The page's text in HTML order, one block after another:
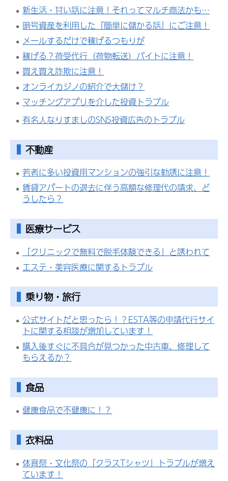
新生活・甘い話に注意！それってマルチ商法かも…
暗号資産を利用した『簡単に儲かる話』にご注意！
メールするだけで稼げるつもりが
稼げる？荷受代行（荷物転送）バイトに注意！
買え買え詐欺に注意！
オンライカジノの紹介で大儲け？
マッチングアプリを介した投資トラブル
有名人なりすましのSNS投資広告のトラブル
不動産
若者に多い投資用マンションの強引な勧誘に注意！
賃貸アパートの退去に伴う高額な修理代の請求、ど
うしたら？
医療サービス
「クリニックで無料で脱毛体験できる」と誘われて
エステ・美容医療に関するトラブル
乗り物・旅行
公式サイトだと思ったら！？ESTA等の申請代行サイ
トに関する相談が増加しています！
購入後すぐに不具合が見つかった中古車、修理して
もらえるか？
食品
健康食品で不健康に！？
衣料品
体育祭・文化祭の「クラスTシャツ」トラブルが増え
ています！